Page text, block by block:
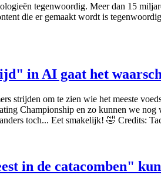
tegenwoordig. Meer dan 15
die er gemaakt wordt is
in AI gaat het
strijden om te zien wie het meeste
Championship en zo kunnen we
toch... Eet smakelijk! 🤣 Credits:
in de catacomben"